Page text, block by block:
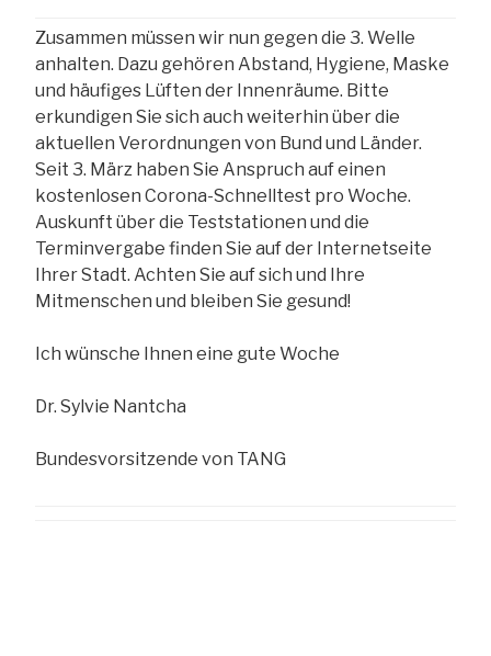
Zusammen müssen wir nun gegen die 3. Welle
anhalten. Dazu gehören Abstand, Hygiene, Maske
und häufiges Lüften der Innenräume. Bitte
erkundigen Sie sich auch weiterhin über die
aktuellen Verordnungen von Bund und Länder.
Seit 3. März haben Sie Anspruch auf einen
kostenlosen Corona-Schnelltest pro Woche.
Auskunft über die Teststationen und die
Terminvergabe finden Sie auf der Internetseite
Ihrer Stadt. Achten Sie auf sich und Ihre
Mitmenschen und bleiben Sie gesund!
Ich wünsche Ihnen eine gute Woche
Dr. Sylvie Nantcha
Bundesvorsitzende von TANG